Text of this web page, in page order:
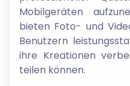
Mobilgeräten
bieten Foto- und
Benutzern
ihre Kreationen
teilen können.